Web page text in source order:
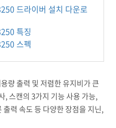
드라이버 설치 다운로
특징
스펙
량 출력 및 저렴한 유지비가 큰
, 스캔의 3가지 기능 사용 가능,
력 속도 등 다양한 장점을 지닌,